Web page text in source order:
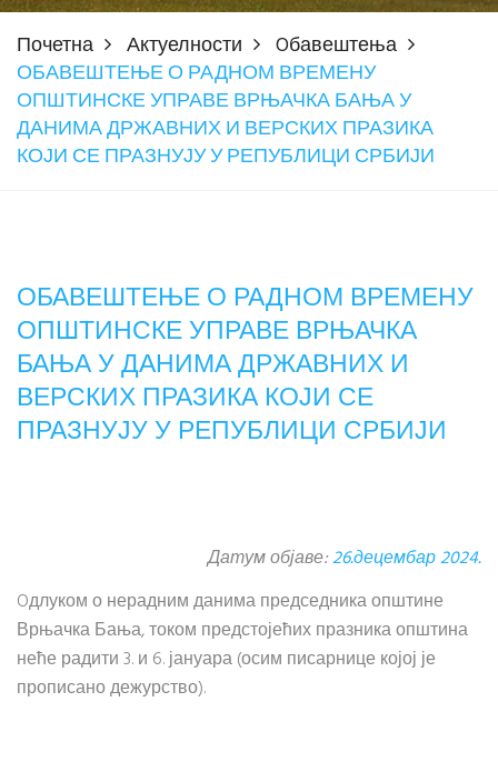
Почетна Актуелности
Oбавештења
ОБАВЕШТЕЊЕ О РАДНОМ ВРЕМЕНУ
ОПШТИНСКЕ УПРАВЕ ВРЊАЧКА БАЊА У
ДАНИМА ДРЖАВНИХ И ВЕРСКИХ ПРАЗИКА
КОЈИ СЕ ПРАЗНУЈУ У РЕПУБЛИЦИ СРБИЈИ
ОБАВЕШТЕЊЕ О РАДНОМ ВРЕМЕНУ
ОПШТИНСКЕ УПРАВЕ ВРЊАЧКА
БАЊА У ДАНИМА ДРЖАВНИХ И
ВЕРСКИХ ПРАЗИКА КОЈИ СЕ
ПРАЗНУЈУ У РЕПУБЛИЦИ СРБИЈИ
Датум објаве:26.децембар 2024.
Oдлуком о нерадним данима председника општине
Врњачка Бања, током предстојећих празника општина
неће радити 3. и 6. јануара (осим писарнице којој је
прописано дежурство).